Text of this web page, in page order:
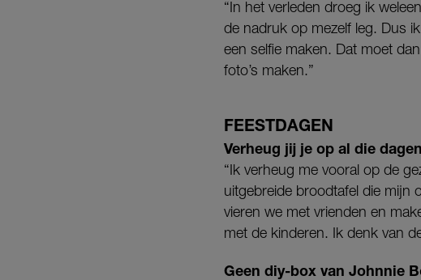
“In het verleden droeg ik
de nadruk op mezelf leg. Dus
een selfie maken. Dat moet
foto’s maken.”
FEESTDAGEN
Verheug jij je op al die
“Ik verheug me vooral op de
uitgebreide broodtafel die mijn
vieren we met vrienden en
met de kinderen. Ik denk van
Geen diy-box van Johnnie